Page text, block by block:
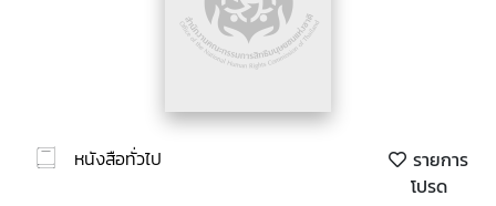
หนังสือทั่วไป
รายการ
โปรด